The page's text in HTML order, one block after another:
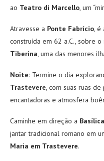
ao Teatro di Marcello, um
Atravesse a Ponte Fabrício, é
construída em 62 a.C., sobre
Tiberina, uma das menores
Noite: Termine o dia
Trastevere, com suas ruas
encantadoras e atmosfera
Caminhe em direção a
jantar tradicional romano em
Maria em Trastevere.